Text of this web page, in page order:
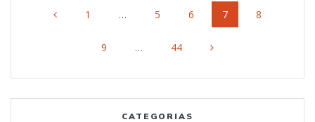
navigation
Page
1 … Page
5 Page
6 Page
7 Page
8
Page
9 … Page
44
CATEGORIAS